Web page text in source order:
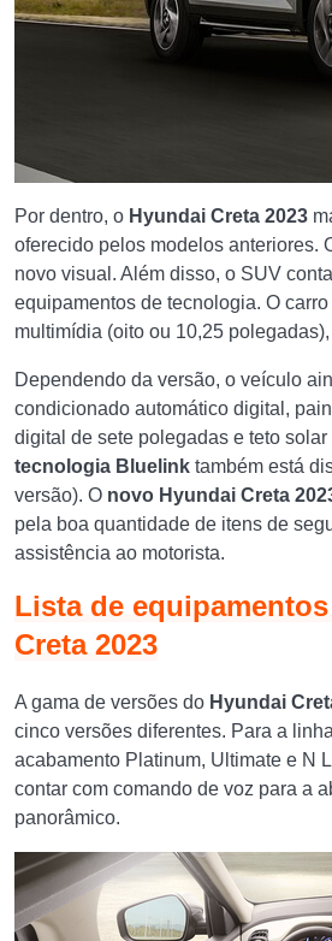
Por dentro, o Hyundai Creta 2023
oferecido pelos modelos anteriores.
novo visual. Além disso, o SUV
equipamentos de tecnologia. O carro
multimídia (oito ou 10,25
Dependendo da versão, o veículo
condicionado automático digital,
digital de sete polegadas e teto solar
tecnologia Bluelink também está
versão). O novo Hyundai Creta
pela boa quantidade de itens de
assistência ao motorista.
Lista de
Creta 2023
A gama de versões do Hyundai
cinco versões diferentes. Para a
acabamento Platinum, Ultimate e N
contar com comando de voz para a
panorâmico.